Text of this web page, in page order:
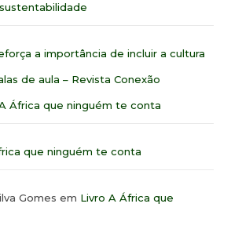
a importância de incluir a cultura
de aula – Revista Conexão
África que ninguém te conta
que ninguém te conta
Gomes em Livro A África que